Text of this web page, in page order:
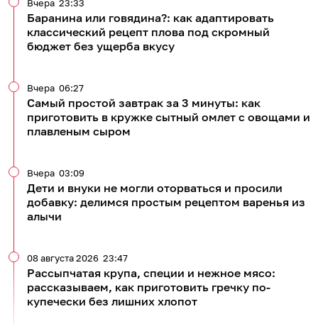
Баранина или говядина?: как адаптировать
классический рецепт плова под скромный
бюджет без ущерба вкусу
Вчера 23:33
Самый простой завтрак за 3 минуты: как
приготовить в кружке сытный омлет с овощами и
плавленым сыром
Вчера 06:27
Дети и внуки не могли оторваться и просили
добавку: делимся простым рецептом варенья из
алычи
Вчера 03:09
Рассыпчатая крупа, специи и нежное мясо:
рассказываем, как приготовить гречку по-
купечески без лишних хлопот
08 августа 2026 23:47